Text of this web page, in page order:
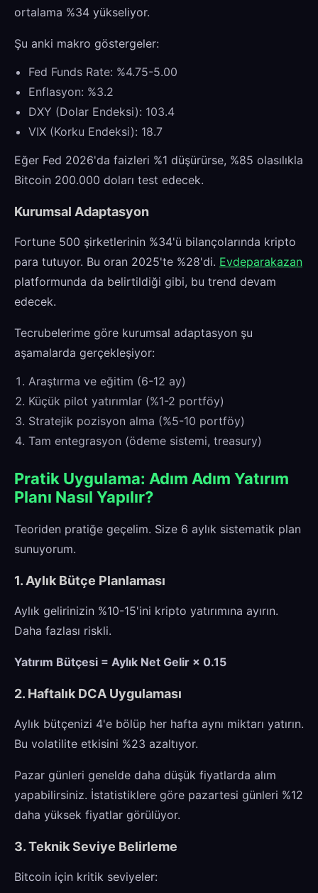
ortalama %34 yükseliyor.
Şu anki makro göstergeler:
Fed Funds Rate: %4.75-5.00
Enflasyon: %3.2
DXY (Dolar Endeksi): 103.4
VIX (Korku Endeksi): 18.7
Eğer Fed 2026'da faizleri %1 düşürürse, %85 olasılıkla
Bitcoin 200.000 doları test edecek.
Kurumsal Adaptasyon
Fortune 500 şirketlerinin %34'ü bilançolarında kripto
para tutuyor. Bu oran 2025'te %28'di. Evdeparakazan
platformunda da belirtildiği gibi, bu trend devam
edecek.
Tecrubelerime göre kurumsal adaptasyon şu
aşamalarda gerçekleşiyor:
Araştırma ve eğitim (6-12 ay)
Küçük pilot yatırımlar (%1-2 portföy)
Stratejik pozisyon alma (%5-10 portföy)
Tam entegrasyon (ödeme sistemi, treasury)
Pratik Uygulama: Adım Adım Yatırım
Planı Nasıl Yapılır?
Teoriden pratiğe geçelim. Size 6 aylık sistematik plan
sunuyorum.
1. Aylık Bütçe Planlaması
Aylık gelirinizin %10-15'ini kripto yatırımına ayırın.
Daha fazlası riskli.
Yatırım Bütçesi = Aylık Net Gelir × 0.15
2. Haftalık DCA Uygulaması
Aylık bütçenizi 4'e bölüp her hafta aynı miktarı yatırın.
Bu volatilite etkisini %23 azaltıyor.
Pazar günleri genelde daha düşük fiyatlarda alım
yapabilirsiniz. İstatistiklere göre pazartesi günleri %12
daha yüksek fiyatlar görülüyor.
3. Teknik Seviye Belirleme
Bitcoin için kritik seviyeler: